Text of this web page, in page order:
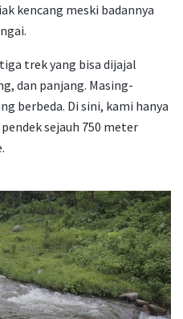
kencang meski badannya
trekyang bisa dijajal
dan panjang. Masing-
berbeda. Di sini, kami hanya
pendek sejauh 750 meter